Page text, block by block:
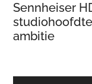
Sennheiser
ambitie